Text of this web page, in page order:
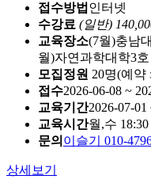
접수방법 인터넷
수강료 (일반)
교육장소(7월)충남
월)자연과학대학3호
모집정원 20명(예약
접수2026-06-08 ~
교육기간2026-07-01
교육시간월,수 18:30
문의 이슬기 010-
상세보기